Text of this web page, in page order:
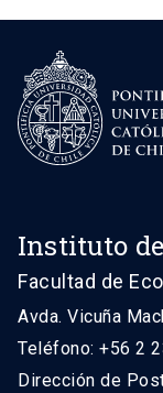
Instituto
Facultad de
Avda. Vicuña
Teléfono: +56 2
Dirección de